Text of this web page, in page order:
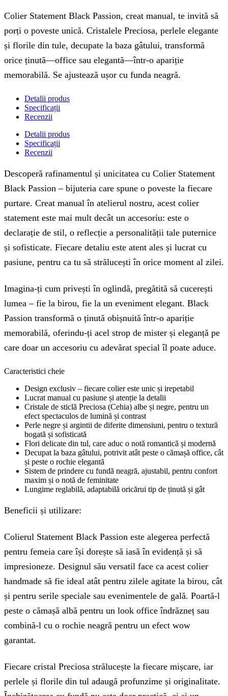
Colier Statement Black Passion, creat manual, te invită să
porți o poveste unică. Cristalele Preciosa, perlele elegante
și florile din tule, decupate la baza gâtului, transformă
orice ținută—office sau elegantă—într-o apariție
memorabilă. Se ajustează ușor cu funda neagră.
Detalii produs
Specificații
Recenzii
Detalii produs
Specificații
Recenzii
Descoperă rafinamentul și unicitatea cu Colier Statement
Black Passion – bijuteria care spune o poveste la fiecare
purtare. Creat manual în atelierul nostru, acest colier
statement este mai mult decât un accesoriu: este o
declarație de stil, o reflecție a personalității tale puternice
și sofisticate. Fiecare detaliu este atent ales și lucrat cu
pasiune, pentru ca tu să strălucești în orice moment al zilei.
Imagina-ți cum privești în oglindă, pregătită să cucerești
lumea – fie la birou, fie la un eveniment elegant. Black
Passion transformă o ținută obișnuită într-o apariție
memorabilă, oferindu-ți acel strop de mister și eleganță pe
care doar un accesoriu cu adevărat special îl poate aduce.
Caracteristici cheie
Design exclusiv – fiecare colier este unic și irepetabil
Lucrat manual cu pasiune și atenție la detalii
Cristale de sticlă Preciosa (Cehia) albe și negre, pentru un
efect spectaculos de lumină și contrast
Perle negre și argintii de diferite dimensiuni, pentru o textură
bogată și sofisticată
Flori delicate din tul, care aduc o notă romantică și modernă
Decupat la baza gâtului, potrivit atât peste o cămașă office, cât
și peste o rochie elegantă
Sistem de prindere cu fundă neagră, ajustabil, pentru confort
maxim și o notă de feminitate
Lungime reglabilă, adaptabilă oricărui tip de ținută și gât
Beneficii și utilizare:
Colierul Statement Black Passion este alegerea perfectă
pentru femeia care își dorește să iasă în evidență și să
impresioneze. Designul său versatil face ca acest colier
handmade să fie ideal atât pentru zilele agitate la birou, cât
și pentru serile speciale sau evenimentele de gală. Poartă-l
peste o cămașă albă pentru un look office îndrăzneț sau
combină-l cu o rochie neagră pentru un efect wow
garantat.
Fiecare cristal Preciosa strălucește la fiecare mișcare, iar
perlele și florile din tul adaugă profunzime și originalitate.